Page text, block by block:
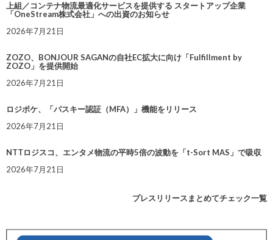
上組／コンテナ物流最適化サービスを提供する スタートアップ企業
「OneStream株式会社」への出資のお知らせ
2026年7月21日
ZOZO、BONJOUR SAGANの自社EC拡大に向け「Fulfillment by
ZOZO」を提供開始
2026年7月21日
ロジポケ、「パスキー認証（MFA）」機能をリリース
2026年7月21日
NTTロジスコ、エンタメ物流の平時5倍の波動を「t-Sort MAS」で吸収
2026年7月21日
プレスリリースまとめてチェック一覧